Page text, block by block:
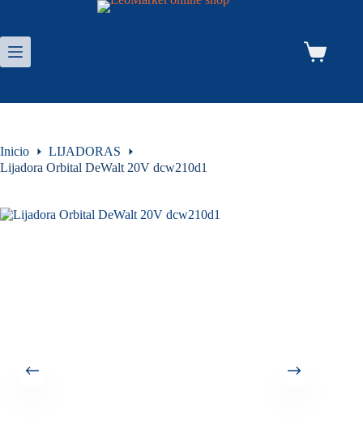
contenido
Carro
Inicio
LIJADORAS
Lijadora Orbital DeWalt 20V dcw210d1